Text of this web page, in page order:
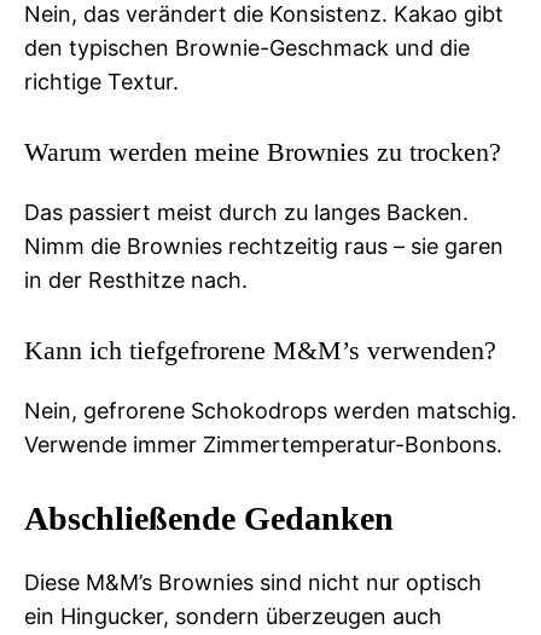
Nein, das verändert die Konsistenz. Kakao gibt
den typischen Brownie-Geschmack und die
richtige Textur.
Warum werden meine Brownies zu trocken?
Das passiert meist durch zu langes Backen.
Nimm die Brownies rechtzeitig raus – sie garen
in der Resthitze nach.
Kann ich tiefgefrorene M&M’s verwenden?
Nein, gefrorene Schokodrops werden matschig.
Verwende immer Zimmertemperatur-Bonbons.
Abschließende Gedanken
Diese M&M’s Brownies sind nicht nur optisch
ein Hingucker, sondern überzeugen auch